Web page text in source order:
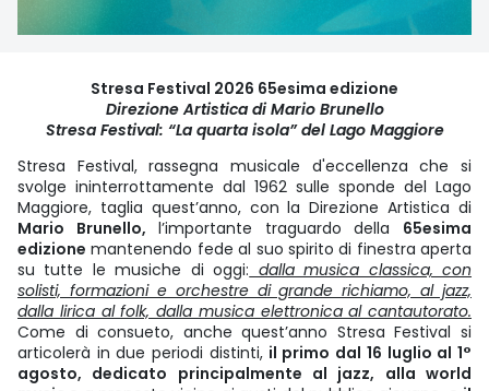
Stresa Festival 2026 65esima edizione
Direzione Artistica di Mario Brunello
Stresa Festival: “La quarta isola” del Lago Maggiore
Stresa Festival, rassegna musicale d'eccellenza che si
svolge ininterrottamente dal 1962 sulle sponde del Lago
Maggiore, taglia quest’anno, con la Direzione Artistica di
Mario Brunello, l’importante traguardo della 65esima
edizione mantenendo fede al suo spirito di finestra aperta
su tutte le musiche di oggi: dalla musica classica, con
solisti, formazioni e orchestre di grande richiamo, al jazz,
dalla lirica al folk, dalla musica elettronica al cantautorato.
Come di consueto, anche quest’anno Stresa Festival si
articolerà in due periodi distinti,il primo dal 16 luglio al 1°
agosto, dedicato principalmente al jazz, alla world